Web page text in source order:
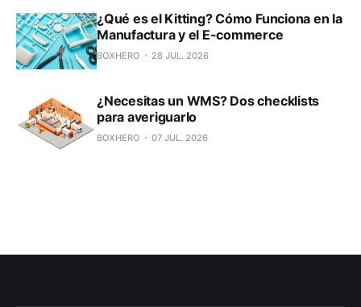
¿Qué es el Kitting? Cómo Funciona en la
Manufactura y el E-commerce
BOXHERO 28 JUL. 2026
¿Necesitas un WMS? Dos checklists
para averiguarlo
BOXHERO 07 JUL. 2026